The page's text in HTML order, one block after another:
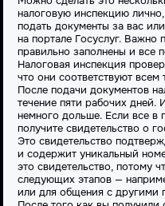
налоговую инспекцию
подать документы за вас
на портале Госуслуг.
правильно заполнены и все
Налоговая инспекция
что они соответствуют всем
После подачи документов
течение пяти рабочих дней.
немного дольше. Если все в
получите свидетельство о
Это свидетельство
и содержит уникальный
это свидетельство, потому
следующих этапов —
или для общения с другими